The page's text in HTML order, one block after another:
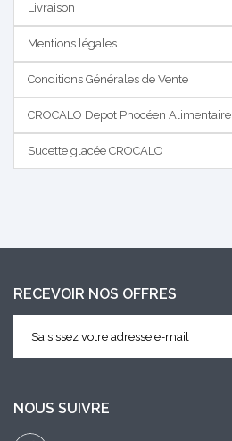
Livraison
Mentions légales
Conditions Générales de Vente
CROCALO Depot Phocéen Alimentaire
Sucette glacée CROCALO
RECEVOIR NOS OFFRES
NOUS SUIVRE